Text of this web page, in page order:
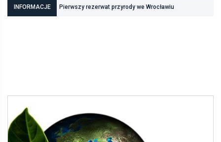
technologiach
INFORMACJE